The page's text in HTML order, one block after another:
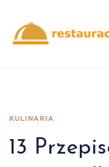
KULINARIA
13